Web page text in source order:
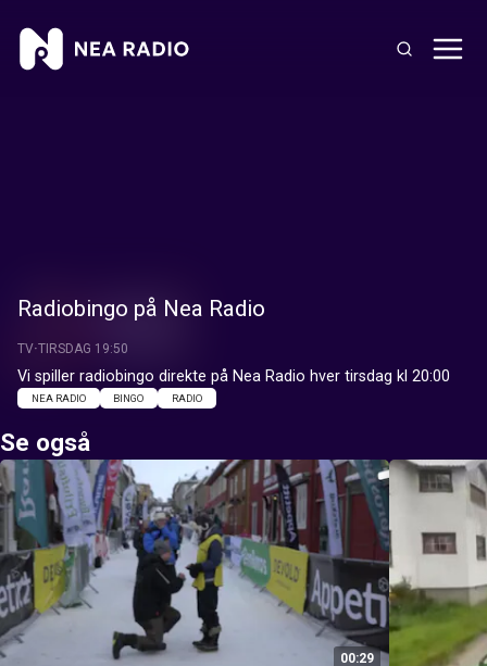
Radiobingo på Nea Radio
TV TIRSDAG 19:50
Vi spiller radiobingo direkte på Nea Radio hver tirsdag kl 20:00
NEA RADIO BINGO RADIO
Se også
00:29